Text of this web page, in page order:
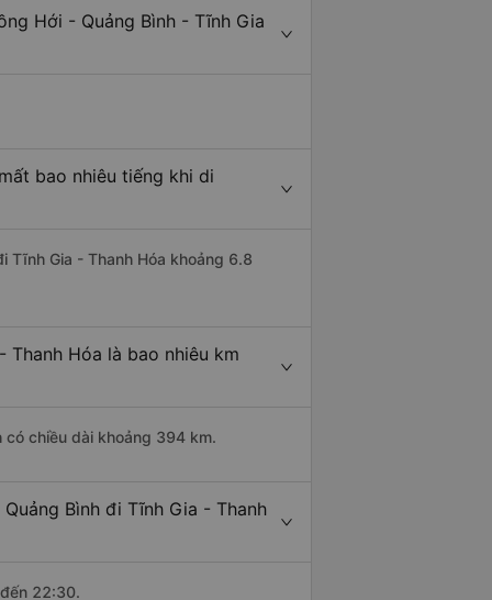
Hới - Quảng Bình - Tĩnh Gia
bao nhiêu tiếng khi di
Tĩnh Gia - Thanh Hóa khoảng 6.8
Hóa là bao nhiêu km
chiều dài khoảng 394 km.
Bình đi Tĩnh Gia - Thanh
22:30.